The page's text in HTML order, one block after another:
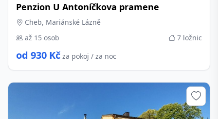
Penzion U Antoníčkova pramene
Cheb, Mariánské Lázně
až 15 osob
7 ložnic
od 930 Kč za pokoj / za noc